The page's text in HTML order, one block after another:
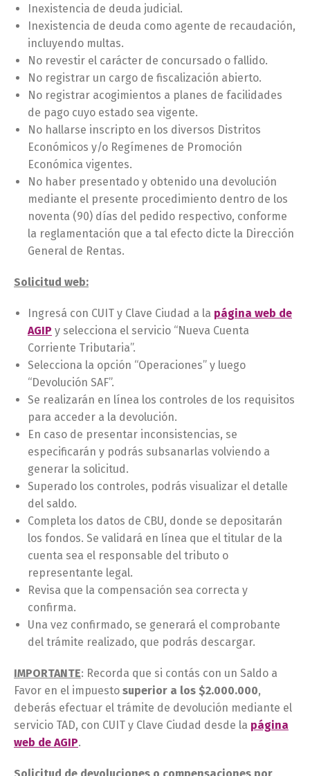
Inexistencia de deuda judicial.
Inexistencia de deuda como agente de recaudación,
incluyendo multas.
No revestir el carácter de concursado o fallido.
No registrar un cargo de fiscalización abierto.
No registrar acogimientos a planes de facilidades
de pago cuyo estado sea vigente.
No hallarse inscripto en los diversos Distritos
Económicos y/o Regímenes de Promoción
Económica vigentes.
No haber presentado y obtenido una devolución
mediante el presente procedimiento dentro de los
noventa (90) días del pedido respectivo, conforme
la reglamentación que a tal efecto dicte la Dirección
General de Rentas.
Solicitud web:
Ingresá con CUIT y Clave Ciudad a la página web de
AGIP y selecciona el servicio “Nueva Cuenta
Corriente Tributaria”.
Selecciona la opción “Operaciones” y luego
“Devolución SAF”.
Se realizarán en línea los controles de los requisitos
para acceder a la devolución.
En caso de presentar inconsistencias, se
especificarán y podrás subsanarlas volviendo a
generar la solicitud.
Superado los controles, podrás visualizar el detalle
del saldo.
Completa los datos de CBU, donde se depositarán
los fondos. Se validará en línea que el titular de la
cuenta sea el responsable del tributo o
representante legal.
Revisa que la compensación sea correcta y
confirma.
Una vez confirmado, se generará el comprobante
del trámite realizado, que podrás descargar.
IMPORTANTE: Recorda que si contás con un Saldo a
Favor en el impuesto superior a los $2.000.000,
deberás efectuar el trámite de devolución mediante el
servicio TAD, con CUIT y Clave Ciudad desde la página
web de AGIP.